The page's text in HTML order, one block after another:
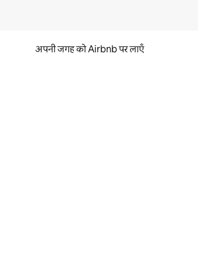
अपनी जगह को Airbnb पर लाएँ